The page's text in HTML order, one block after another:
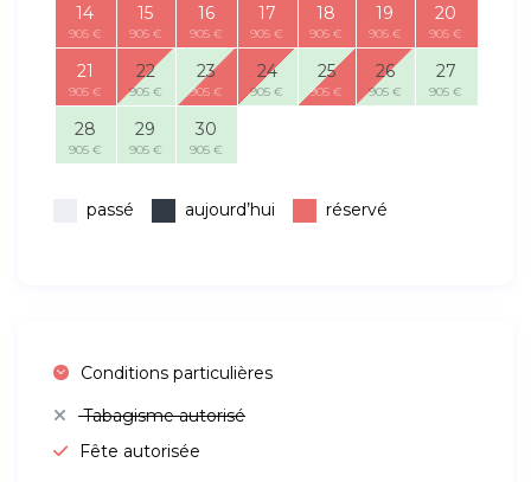
14
905 €
15
905 €
16
905 €
17
905 €
18
905 €
19
905 €
20
905 €
21
905 €
22
905 €
23
905 €
24
905 €
25
905 €
26
905 €
27
905 €
28
905 €
29
905 €
30
905 €
passé aujourd’hui réservé
Conditions particulières
Tabagisme autorisé
Fête autorisée